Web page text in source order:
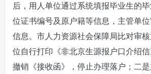
后，用人单位通过系统填报毕业生的
位证书编号及原户籍等信息，主管单
信息。市人力资源社会保障局比对审
位自行打印《非北京生源报户口介绍信
撤销《接收函》，停止办理落户；二